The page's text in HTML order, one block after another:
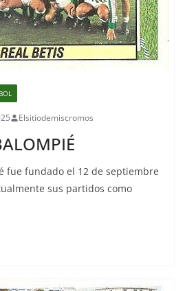
Elsitiodemiscromos
fue fundado el 12 de septiembre
sus partidos como